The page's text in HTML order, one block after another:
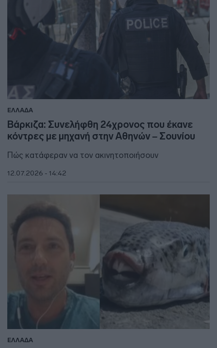
ΕΛΛΑΔΑ
Βάρκιζα: Συνελήφθη 24χρονος που έκανε
κόντρες με μηχανή στην Αθηνών – Σουνίου
Πώς κατάφεραν να τον ακινητοποιήσουν
12.07.2026 - 14:42
ΕΛΛΑΔΑ